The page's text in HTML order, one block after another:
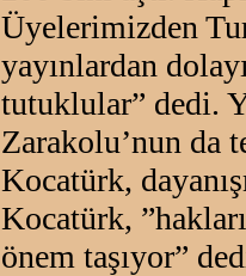
Üyelerimizden
yayınlardan
tutuklular” dedi.
Zarakolu’nun da
Kocatürk,
Kocatürk,
önem taşıyor”